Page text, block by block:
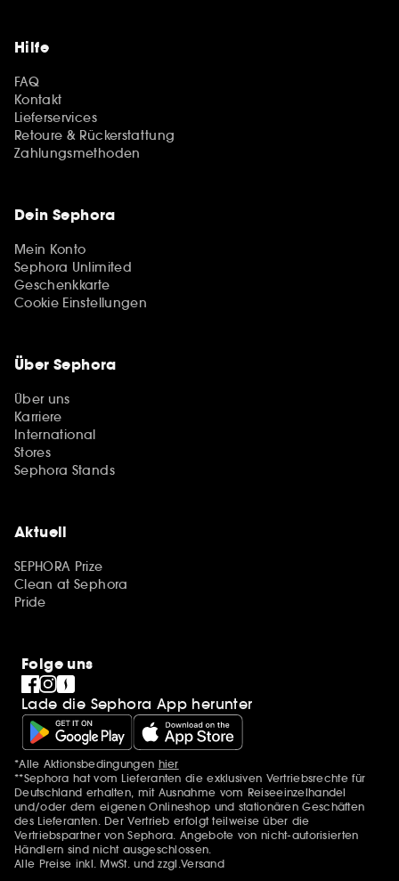
Hilfe
FAQ
Kontakt
Lieferservices
Retoure & Rückerstattung
Zahlungsmethoden
Dein Sephora
Mein Konto
Sephora Unlimited
Geschenkkarte
Cookie Einstellungen
Über Sephora
Über uns
Karriere
International
Stores
Sephora Stands
Aktuell
SEPHORA Prize
Clean at Sephora
Pride
Folge uns
Lade die Sephora App herunter
Zusätzlich Erwähnungen
*Alle Aktionsbedingungen hier
**Sephora hat vom Lieferanten die exklusiven Vertriebsrechte für
Deutschland erhalten, mit Ausnahme vom Reiseeinzelhandel
und/oder dem eigenen Onlineshop und stationären Geschäften
des Lieferanten. Der Vertrieb erfolgt teilweise über die
Vertriebspartner von Sephora. Angebote von nicht-autorisierten
Händlern sind nicht ausgeschlossen.
Alle Preise inkl. MwSt. und zzgl.Versand